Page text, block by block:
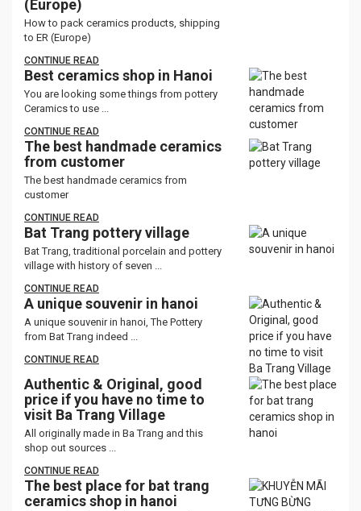
(Europe)
How to pack ceramics products, shipping
to ER (Europe)
CONTINUE READ
Best ceramics shop in Hanoi
You are looking some things from pottery
Ceramics to use ...
CONTINUE READ
The best handmade ceramics
from customer
The best handmade ceramics from
customer
CONTINUE READ
Bat Trang pottery village
Bat Trang, traditional porcelain and pottery
village with history of seven ...
CONTINUE READ
A unique souvenir in hanoi
A unique souvenir in hanoi, The Pottery
from Bat Trang indeed ...
CONTINUE READ
Authentic & Original, good
price if you have no time to
visit Ba Trang Village
All originally made in Ba Trang and this
shop out sources ...
CONTINUE READ
The best place for bat trang
ceramics shop in hanoi